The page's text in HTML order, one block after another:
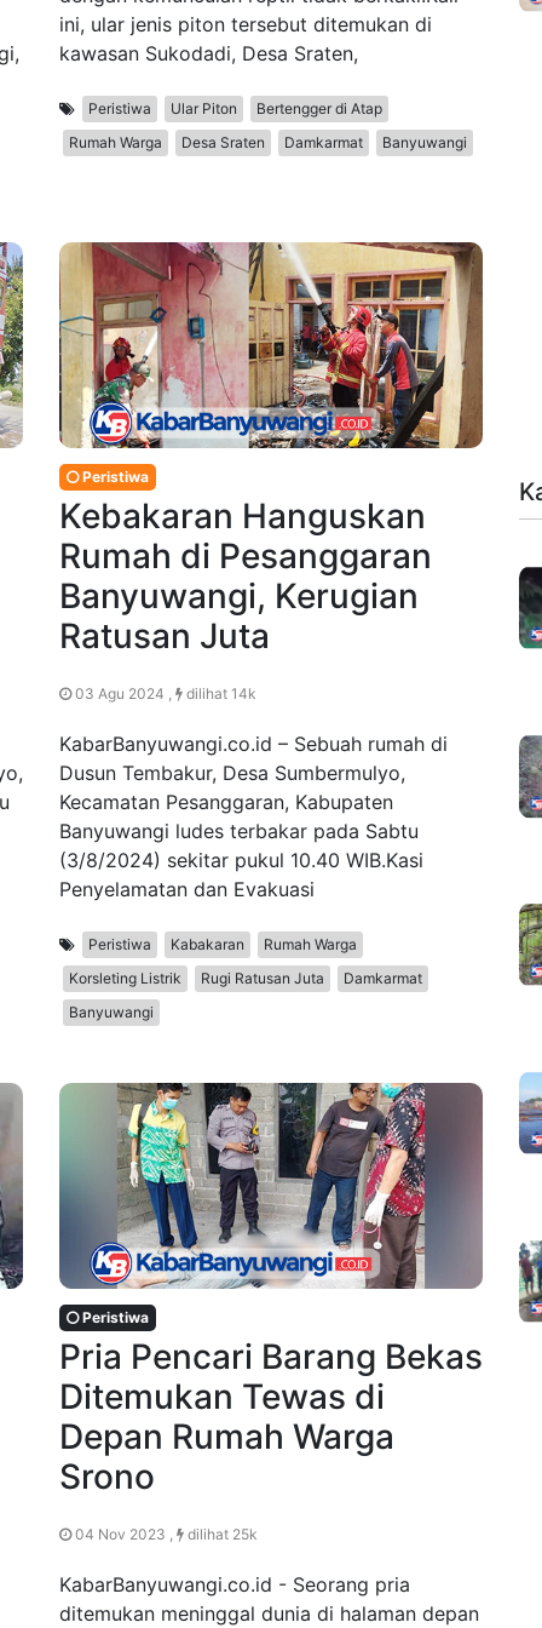
ini, ular jenis piton tersebut ditemukan di
kawasan Sukodadi, Desa Sraten,
Peristiwa Ular Piton
Bertengger di Atap
Rumah Warga
Desa Sraten Damkarmat Banyuwangi
Peristiwa
Kebakaran Hanguskan
Rumah di Pesanggaran
Banyuwangi, Kerugian
Ratusan Juta
03 Agu 2024 , dilihat 14k
KabarBanyuwangi.co.id – Sebuah rumah di
Dusun Tembakur, Desa Sumbermulyo,
Kecamatan Pesanggaran, Kabupaten
Banyuwangi ludes terbakar pada Sabtu
(3/8/2024) sekitar pukul 10.40 WIB.Kasi
Penyelamatan dan Evakuasi
Peristiwa Kabakaran
Rumah Warga
Korsleting Listrik
Rugi Ratusan Juta
Damkarmat
Banyuwangi
Peristiwa
Pria Pencari Barang Bekas
Ditemukan Tewas di
Depan Rumah Warga
Srono
04 Nov 2023 , dilihat 25k
KabarBanyuwangi.co.id - Seorang pria
ditemukan meninggal dunia di halaman depan